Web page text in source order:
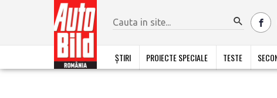
ȘTIRI PROIECTE SPECIALE TESTE